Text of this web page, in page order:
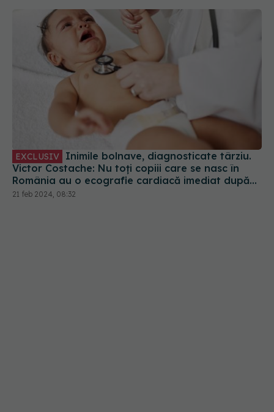
EXCLUSIV
Victor Costache: Nu toți copiii care se nasc în
România au o ecografie cardiacă imediat după
naștere. Asta ar salva mai multe vieți
21 feb 2024, 08:32